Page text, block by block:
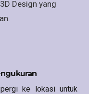
Design yang
ke lokasi untuk